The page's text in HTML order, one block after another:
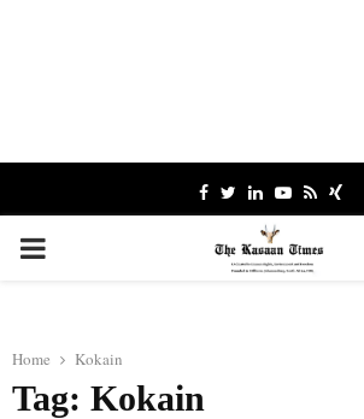
Facebook
TwitterLinkedinYoutube
RssXing
PRIMARY
Home Kokain
Tag: Kokain